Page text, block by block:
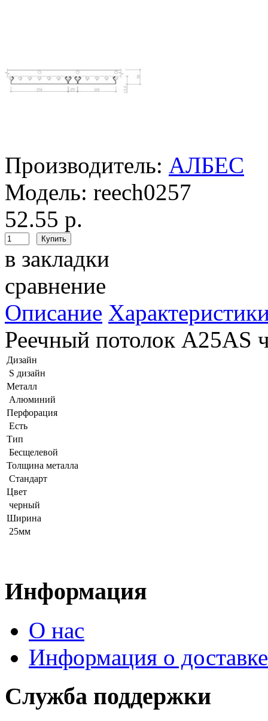
Производитель: АЛБЕС
Модель: reech0257
52.55 р.
в закладки
сравнение
Описание
Реечный потолок A25AS
Дизайн
S дизайн
Металл
Алюминий
Перфорация
Есть
Тип
Бесщелевой
Толщина металла
Стандарт
Цвет
черный
Ширина
25мм
Информация
О нас
Информация о доставке
Служба поддержки